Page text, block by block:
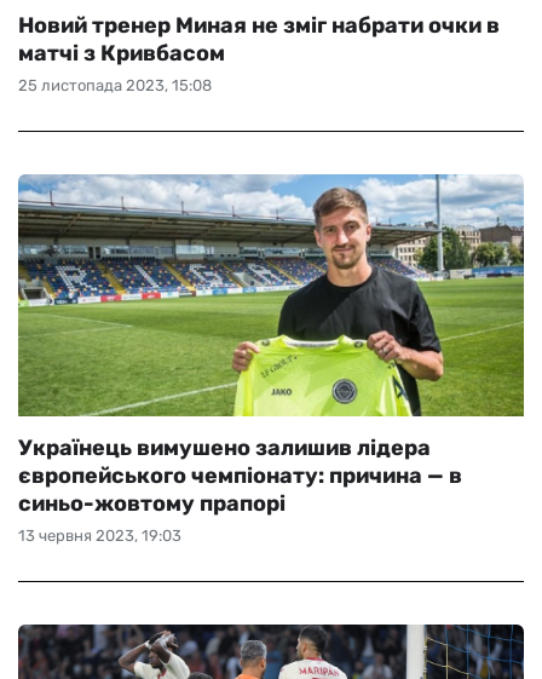
25 листопада 2023, 15:08
Новий тренер Миная не зміг набрати очки в
матчі з Кривбасом
13 червня 2023, 19:03
Українець вимушено залишив лідера
європейського чемпіонату: причина — в
синьо-жовтому прапорі